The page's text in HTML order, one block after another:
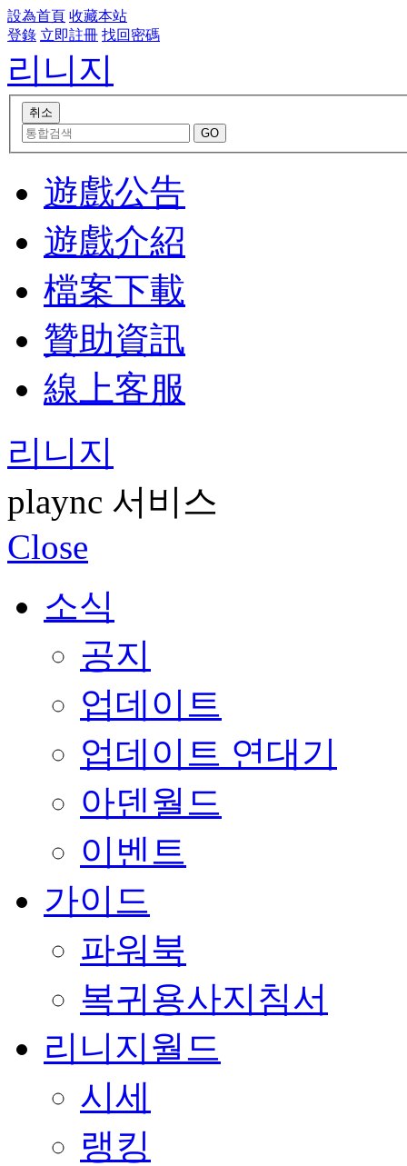
設為首頁 收藏本站
登錄 立即註冊 找回密碼
리니지
遊戲公告
遊戲介紹
檔案下載
贊助資訊
線上客服
리니지
plaync 서비스
Close
소식
공지
업데이트
업데이트 연대기
아덴월드
이벤트
가이드
파워북
복귀용사지침서
리니지월드
시세
랭킹